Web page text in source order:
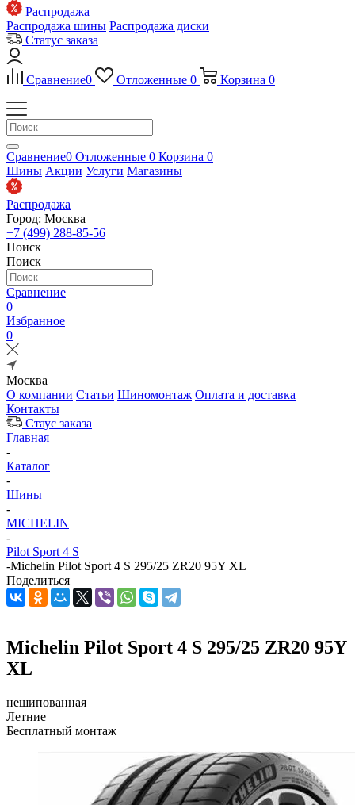
Распродажа
Распродажа шины Распродажа диски
Статус заказа
Сравнение0 Отложенные 0 Корзина 0
Сравнение0 Отложенные 0 Корзина 0
Шины Акции Услуги Магазины
Распродажа
Город: Москва
+7 (499) 288-85-56
Поиск
Поиск
Сравнение
0
Избранное
0
Москва
О компании Статьи Шиномонтаж Оплата и доставка
Контакты
Стаус заказа
Главная
-
Каталог
-
Шины
-
MICHELIN
-
Pilot Sport 4 S
-Michelin Pilot Sport 4 S 295/25 ZR20 95Y XL
Поделиться
Michelin Pilot Sport 4 S 295/25 ZR20 95Y
XL
нешипованная
Летние
Бесплатный монтаж